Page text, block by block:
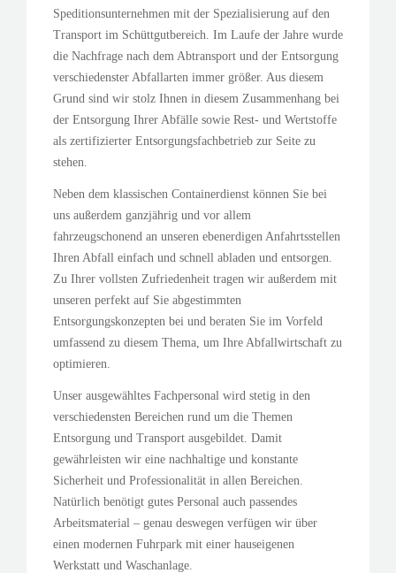
Speditionsunternehmen mit der Spezialisierung auf den
Transport im Schüttgutbereich. Im Laufe der Jahre wurde
die Nachfrage nach dem Abtransport und der Entsorgung
verschiedenster Abfallarten immer größer. Aus diesem
Grund sind wir stolz Ihnen in diesem Zusammenhang bei
der Entsorgung Ihrer Abfälle sowie Rest- und Wertstoffe
als zertifizierter Entsorgungsfachbetrieb zur Seite zu
stehen.
Neben dem klassischen Containerdienst können Sie bei
uns außerdem ganzjährig und vor allem
fahrzeugschonend an unseren ebenerdigen Anfahrtsstellen
Ihren Abfall einfach und schnell abladen und entsorgen.
Zu Ihrer vollsten Zufriedenheit tragen wir außerdem mit
unseren perfekt auf Sie abgestimmten
Entsorgungskonzepten bei und beraten Sie im Vorfeld
umfassend zu diesem Thema, um Ihre Abfallwirtschaft zu
optimieren.
Unser ausgewähltes Fachpersonal wird stetig in den
verschiedensten Bereichen rund um die Themen
Entsorgung und Transport ausgebildet. Damit
gewährleisten wir eine nachhaltige und konstante
Sicherheit und Professionalität in allen Bereichen.
Natürlich benötigt gutes Personal auch passendes
Arbeitsmaterial – genau deswegen verfügen wir über
einen modernen Fuhrpark mit einer hauseigenen
Werkstatt und Waschanlage.